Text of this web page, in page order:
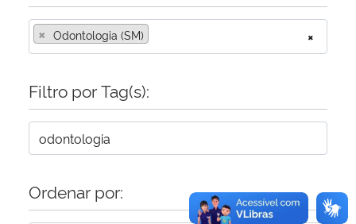
Advocacia-Geral da União
×
× Odontologia (SM)
Filtro por Tag(s):
Ordenar por: